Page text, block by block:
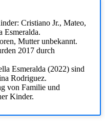
Cristiano Jr., Mateo,
Esmeralda.
Mutter unbekannt.
2017 durch
Esmeralda (2022) sind
Rodriguez.
von Familie und
Kinder.